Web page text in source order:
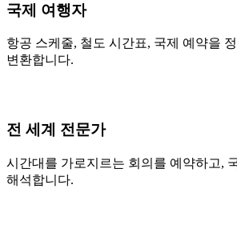
국제 여행자
항공 스케줄, 철도 시간표, 국제 예약을
변환합니다.
전 세계 전문가
시간대를 가로지르는 회의를 예약하고,
해석합니다.